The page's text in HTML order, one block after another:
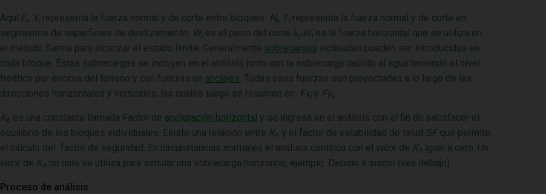
Aquí: Ei Xi representa la fuerza normal y de corte entre bloques Ni Ti representa la fuerza normal y de corte en
segmentos de superficies de deslizamiento. Wi es el peso del corte ki* Wi es la fuerza horizontal que se utiliza en
el método Sarma para alcanzar el estado límite. Generalmente sobrecargas inclinadas pueden ser introducidas en
cada bloque. Estas sobrecargas se incluyen en el análisis junto con la sobrecarga debido al agua teniendo el nivel
freático por encima del terreno y con fuerzas en anclajes . Todas esas fuerzas son proyectadas a lo largo de las
direcciones horizontales y verticales, las cuales luego se resumen en Fxi y Fyi
Kh es una constante llamada Factor de aceleración horizontal y se ingresa en el análisis con el fin de satisfacer el
equilibrio de los bloques individuales. Existe una relación entre Kh y el factor de estabilidad de talud SF que permite
el cálculo del factor de seguridad. En circunstancias normales el análisis continúa con el valor de Kh
igual a cero. Un
valor de Kh no nulo se utiliza para simular una sobrecarga horizontal, ejemplo: Debido a sismo (vea debajo).
Proceso de análisis